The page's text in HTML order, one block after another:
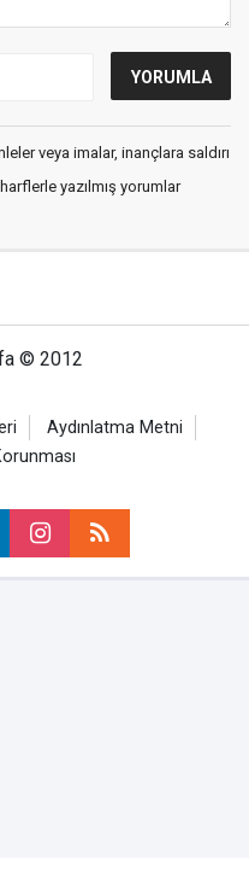
veya imalar, inançlara saldırı
yazılmış yorumlar
© 2012
Aydınlatma Metni